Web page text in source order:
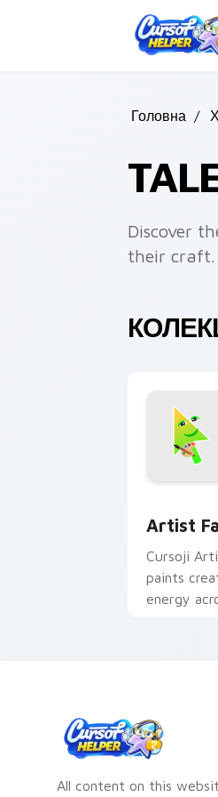
Головна /
Discover
their craft.
Artist
Cursoji
paints
energy
All content on this